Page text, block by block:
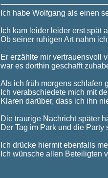
Ich habe Wolfgang als einen
Ich kam leider leider erst spät
Ob seiner ruhigen Art nahm
Er erzählte mir vertrauensvoll
war es dorthin geschafft
Als ich früh morgens schlafen
Ich verabschiedete mich mit
Klaren darüber, dass ich ihn
Die traurige Nachricht später
Der Tag im Park und die
Ich drücke hiermit ebenfalls
Ich wünsche allen Beteiligten